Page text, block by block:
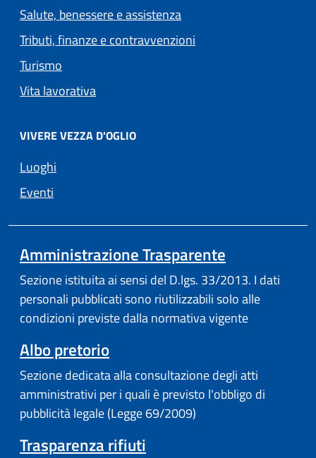
Salute, benessere e assistenza
Tributi, finanze e contravvenzioni
Turismo
Vita lavorativa
VIVERE VEZZA D'OGLIO
Luoghi
Eventi
Amministrazione Trasparente
Sezione istituita ai sensi del D.lgs. 33/2013. I dati
personali pubblicati sono riutilizzabili solo alle
condizioni previste dalla normativa vigente
Albo pretorio
Sezione dedicata alla consultazione degli atti
amministrativi per i quali è previsto l'obbligo di
pubblicità legale (Legge 69/2009)
Trasparenza rifiuti